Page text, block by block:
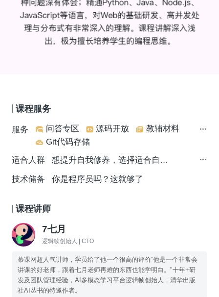
课程服务
服务 问答专区 源码开放
教辅材料
Git代码存储
适合人群
想提升自我修养，选择适合自己的编程语言，掌握职场生存法则，轻松找到高效学习方法，学习现代Web架构思想&小程序云的IT从业者
技术储备 你是程序员吗？这就够了
课程讲师
7七月
逻辑帧创始人 | CTO
慕课网超人气讲师，学员给了他一个很高的评价“他是一个非常会
讲课的好老师，跟着七月老师再难的东西也能学明白。"十年+研
发及团队管理经验，AI多模态学习平台逻辑帧创始人，清华出版
社AI丛书的特邀作者。